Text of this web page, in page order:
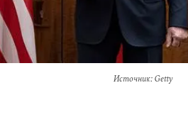
Источник: Getty